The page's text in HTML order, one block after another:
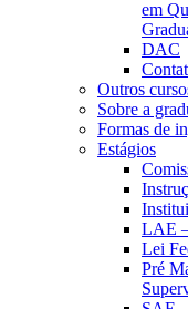
em
DAC
Outros
Sobre a
Formas de
Estágios
LAE
Lei
Pré